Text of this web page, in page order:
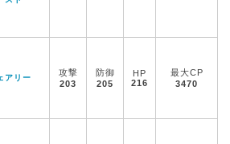
アリー
攻撃
203
防御
205
HP
216
最大CP
3470